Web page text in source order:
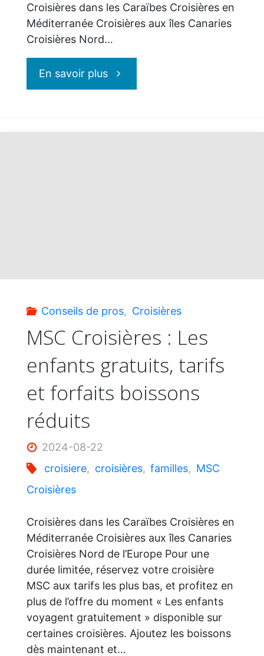
Croisières dans les Caraïbes Croisières en
Méditerranée Croisières aux îles Canaries
Croisières Nord…
En savoir plus"MSC
Fi
inclus,
$
de
crédit
de
bord
Conseils de pros, Croisières
MSC Croisières : Les
enfants gratuits, tarifs
et forfaits boissons
réduits
2024-08-22
croisiere, croisières, familles, MSC
Croisières
Croisières dans les Caraïbes Croisières en
Méditerranée Croisières aux îles Canaries
Croisières Nord de l’Europe Pour une
durée limitée, réservez votre croisière
MSC aux tarifs les plus bas, et profitez en
plus de l’offre du moment « Les enfants
voyagent gratuitement » disponible sur
certaines croisières. Ajoutez les boissons
dès maintenant et…